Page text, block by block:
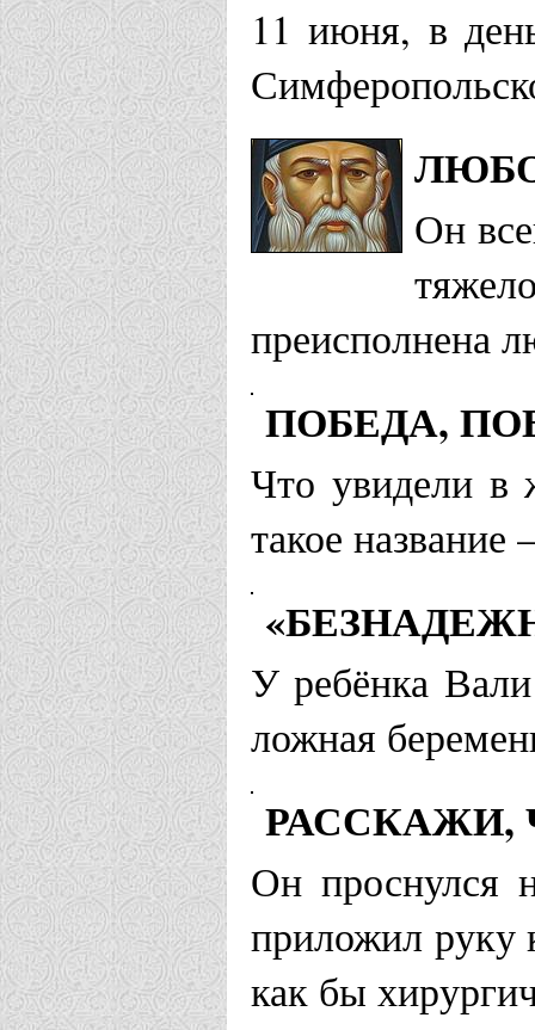
11 июня, в
Он
преисполнена
ПОБЕДА,
Что увидели в
такое название
У ребёнка
ложная
РАССКАЖИ,
Он проснулся
приложил руку
как бы